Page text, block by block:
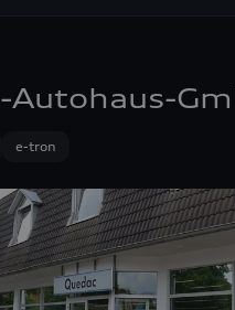
Autohaus-
e-tron